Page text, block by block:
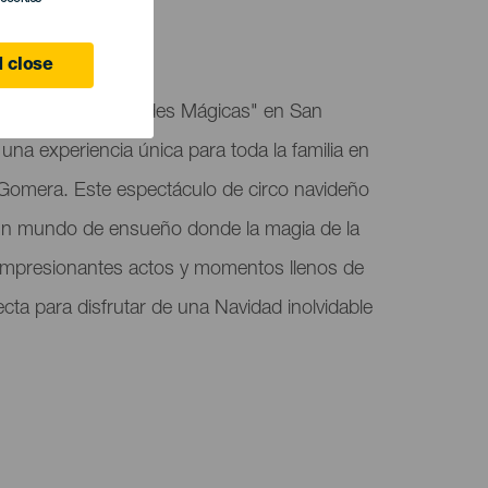
close
"Navidades Mágicas" en San
experiencia única para toda la familia en
Este espectáculo de circo navideño
mundo de ensueño donde la magia de la
actos y momentos llenos de
para disfrutar de una Navidad inolvidable